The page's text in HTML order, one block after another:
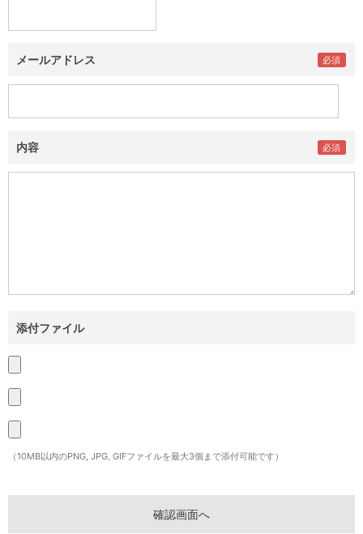
メールアドレス
内容
添付ファイル
（10MB以内のPNG, JPG, GIFファイルを最大3個まで添付可能です）